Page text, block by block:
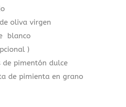
oliva virgen
blanco
)
de pimentón dulce
de pimienta en grano